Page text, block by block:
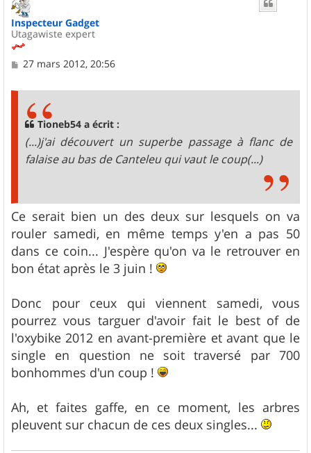
Inspecteur Gadget
Utagawiste expert
M
27 mars 2012, 20:56
Tioneb54 a écrit :
(...)j'ai découvert un superbe passage à flanc de
falaise au bas de Canteleu qui vaut le coup(...)
Ce serait bien un des deux sur lesquels on va
rouler samedi, en même temps y'en a pas 50
dans ce coin... J'espère qu'on va le retrouver en
bon état après le 3 juin !
Donc pour ceux qui viennent samedi, vous
pourrez vous targuer d'avoir fait le best of de
l'oxybike 2012 en avant-première et avant que le
single en question ne soit traversé par 700
bonhommes d'un coup !
Ah, et faites gaffe, en ce moment, les arbres
pleuvent sur chacun de ces deux singles...